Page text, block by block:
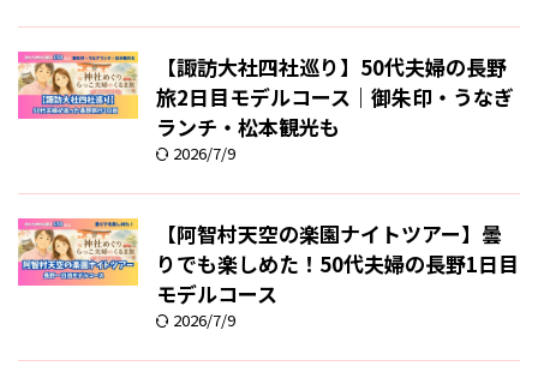
【諏訪大社四社巡り】50代夫婦の長野
旅2日目モデルコース｜御朱印・うなぎ
ランチ・松本観光も
2026/7/9
【阿智村天空の楽園ナイトツアー】曇
りでも楽しめた！50代夫婦の長野1日目
モデルコース
2026/7/9